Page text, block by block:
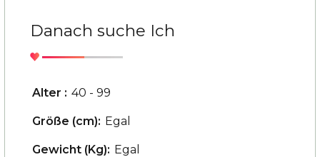
Danach suche Ich
Alter : 40 - 99
Größe (cm): Egal
Gewicht (Kg): Egal